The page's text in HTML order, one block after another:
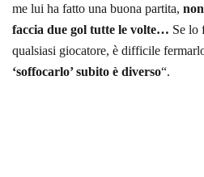
me lui ha fatto una buona partita,
faccia due gol tutte le volte… Se lo
qualsiasi giocatore, è difficile
‘soffocarlo’ subito è diverso“.